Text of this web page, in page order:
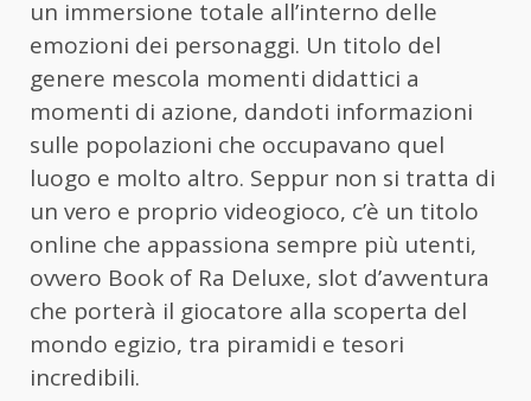
un immersione totale all’interno delle
emozioni dei personaggi. Un titolo del
genere mescola momenti didattici a
momenti di azione, dandoti informazioni
sulle popolazioni che occupavano quel
luogo e molto altro. Seppur non si tratta di
un vero e proprio videogioco, c’è un titolo
online che appassiona sempre più utenti,
ovvero Book of Ra Deluxe, slot d’avventura
che porterà il giocatore alla scoperta del
mondo egizio, tra piramidi e tesori
incredibili.